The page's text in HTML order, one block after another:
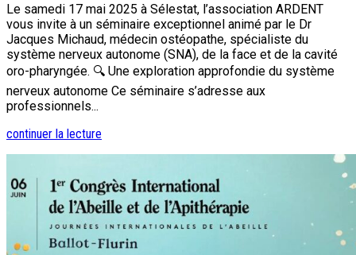
Le samedi 17 mai 2025 à Sélestat, l’association ARDENT
vous invite à un séminaire exceptionnel animé par le Dr
Jacques Michaud, médecin ostéopathe, spécialiste du
système nerveux autonome (SNA), de la face et de la cavité
oro-pharyngée. 🔍 Une exploration approfondie du système
nerveux autonome Ce séminaire s’adresse aux
professionnels...
continuer la lecture